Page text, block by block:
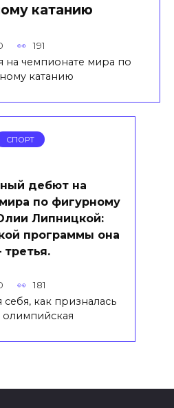
катанию
191
чемпионате мира по
катанию
СПОРТ
дебют на
по фигурному
Липницкой:
программы она
181
как призналась
олимпийская